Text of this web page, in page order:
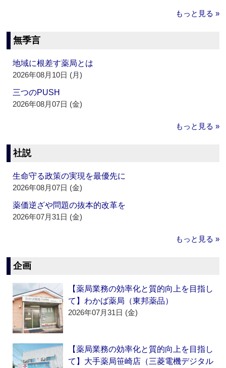
もっと見る »
無季言
地域に根差す薬局とは
2026年08月10日 (月)
三つのPUSH
2026年08月07日 (金)
もっと見る »
社説
生命守る政策の実現を最優先に
2026年08月07日 (金)
薬価逆ざや問題の抜本的改革を
2026年07月31日 (金)
もっと見る »
企画
【薬局業務の効率化と質的向上を目指し
て】わかば薬局（東邦薬品）
2026年07月31日 (金)
【薬局業務の効率化と質的向上を目指し
て】大手薬局笹崎店（三菱電機デジタル